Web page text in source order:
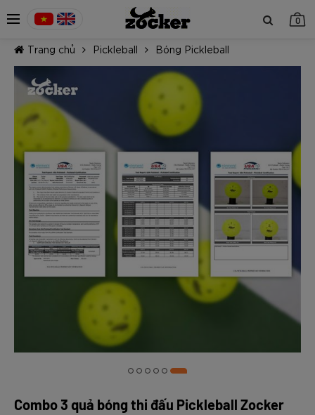
0
TIẾP TỤC MUA HÀNG
Trang chủ Pickleball Bóng Pickleball
Combo 3 quả bóng thi đấu Pickleball Zocker